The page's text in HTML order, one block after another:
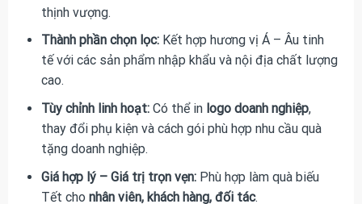
thịnh vượng.
Thành phần chọn lọc:Kết hợp hương vị Á – Âu tinh
tế với các sản phẩm nhập khẩu và nội địa chất lượng
cao.
Tùy chỉnh linh hoạt:Có thể in logo doanh nghiệp,
thay đổi phụ kiện và cách gói phù hợp nhu cầu quà
tặng doanh nghiệp.
Giá hợp lý – Giá trị trọn vẹn:Phù hợp làm quà biếu
Tết cho nhân viên, khách hàng, đối tác.